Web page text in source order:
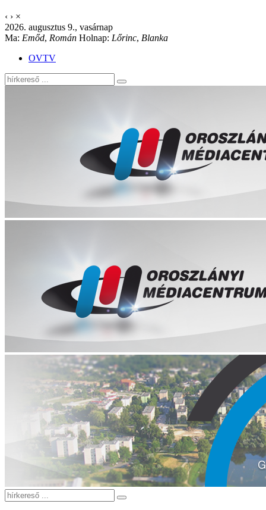
‹ › ×
2026. augusztus 9., vasárnap
Ma: Emőd, Román Holnap: Lőrinc, Blanka
OVTV